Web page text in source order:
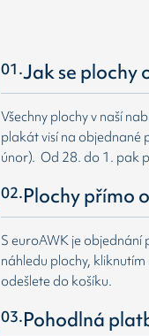
01.Jak se plochy
Všechny plochy v naší
plakát visí na objednané
únor). Od 28. do 1. pak
02.Plochy přímo
S euroAWK je objednání
náhledu plochy,
odešlete do košíku.
03.Pohodlná